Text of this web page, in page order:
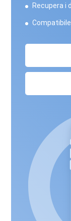
Recupera i